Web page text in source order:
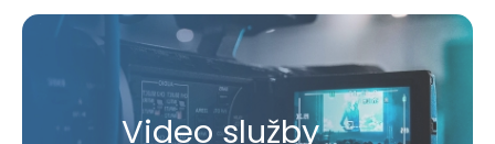
Video služby